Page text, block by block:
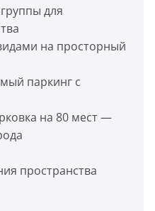
для
на просторный
паркинг с
на 80 мест —
пространства